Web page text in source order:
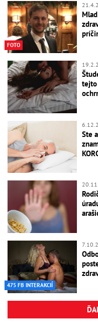
FOTO
tejto
Ste
475 FB INTERAKCIÍ